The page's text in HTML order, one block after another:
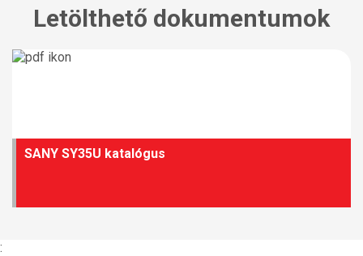
Letölthető dokumentumok
SANY SY35U katalógus
: